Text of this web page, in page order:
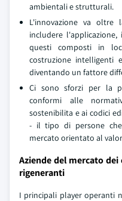
ambientali e strutturali.
L'innovazione va oltre
includere
questi composti in
costruzione intelligenti
diventando un fattore
Ci sono sforzi per la
conformi alle
sostenibilita e ai codici
- il tipo di persone
mercato orientato al
Aziende del mercato
rigeneranti
I principali player operanti